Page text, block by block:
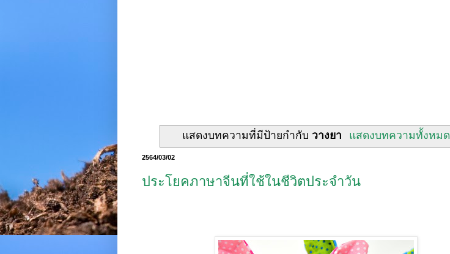
แสดงบทความที่มีป้ายกำกับ วางยา แสดงบทความทั้งหมด
2564/03/02
ประโยคภาษาจีนที่ใช้ในชีวิตประจำวัน